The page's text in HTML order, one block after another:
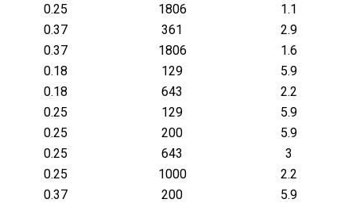
0.25 1806 1.1
0.37 361 2.9
0.37 1806 1.6
0.18 129 5.9
0.18 643 2.2
0.25 129 5.9
0.25 200 5.9
0.25 643 3
0.25 1000 2.2
0.37 200 5.9